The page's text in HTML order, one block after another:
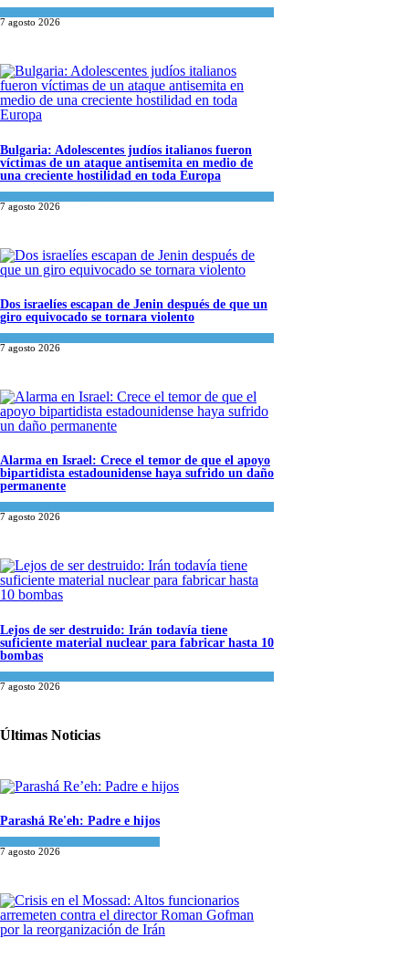
7 agosto 2026
Bulgaria: Adolescentes judíos italianos fueron
víctimas de un ataque antisemita en medio de
una creciente hostilidad en toda Europa
7 agosto 2026
Dos israelíes escapan de Jenin después de que un
giro equivocado se tornara violento
7 agosto 2026
Alarma en Israel: Crece el temor de que el apoyo
bipartidista estadounidense haya sufrido un daño
permanente
7 agosto 2026
Lejos de ser destruido: Irán todavía tiene
suficiente material nuclear para fabricar hasta 10
bombas
7 agosto 2026
Últimas Noticias
Parashá Re'eh: Padre e hijos
7 agosto 2026